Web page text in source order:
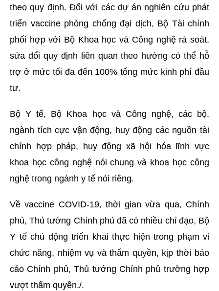
theo quy định. Đối với các dự án nghiên cứu phát
triển vaccine phòng chống đại dịch, Bộ Tài chính
phối hợp với Bộ Khoa học và Công nghệ rà soát,
sửa đổi quy định liên quan theo hướng có thể hỗ
trợ ở mức tối đa đến 100% tổng mức kinh phí đầu
tư.
Bộ Y tế, Bộ Khoa học và Công nghệ, các bộ,
ngành tích cực vận động, huy động các nguồn tài
chính hợp pháp, huy động xã hội hóa lĩnh vực
khoa học công nghệ nói chung và khoa học công
nghệ trong ngành y tế nói riêng.
Về vaccine COVID-19, thời gian vừa qua, Chính
phủ, Thủ tướng Chính phủ đã có nhiều chỉ đạo, Bộ
Y tế chủ động triển khai thực hiện trong phạm vi
chức năng, nhiệm vụ và thẩm quyền, kịp thời báo
cáo Chính phủ, Thủ tướng Chính phủ trường hợp
vượt thẩm quyền./.